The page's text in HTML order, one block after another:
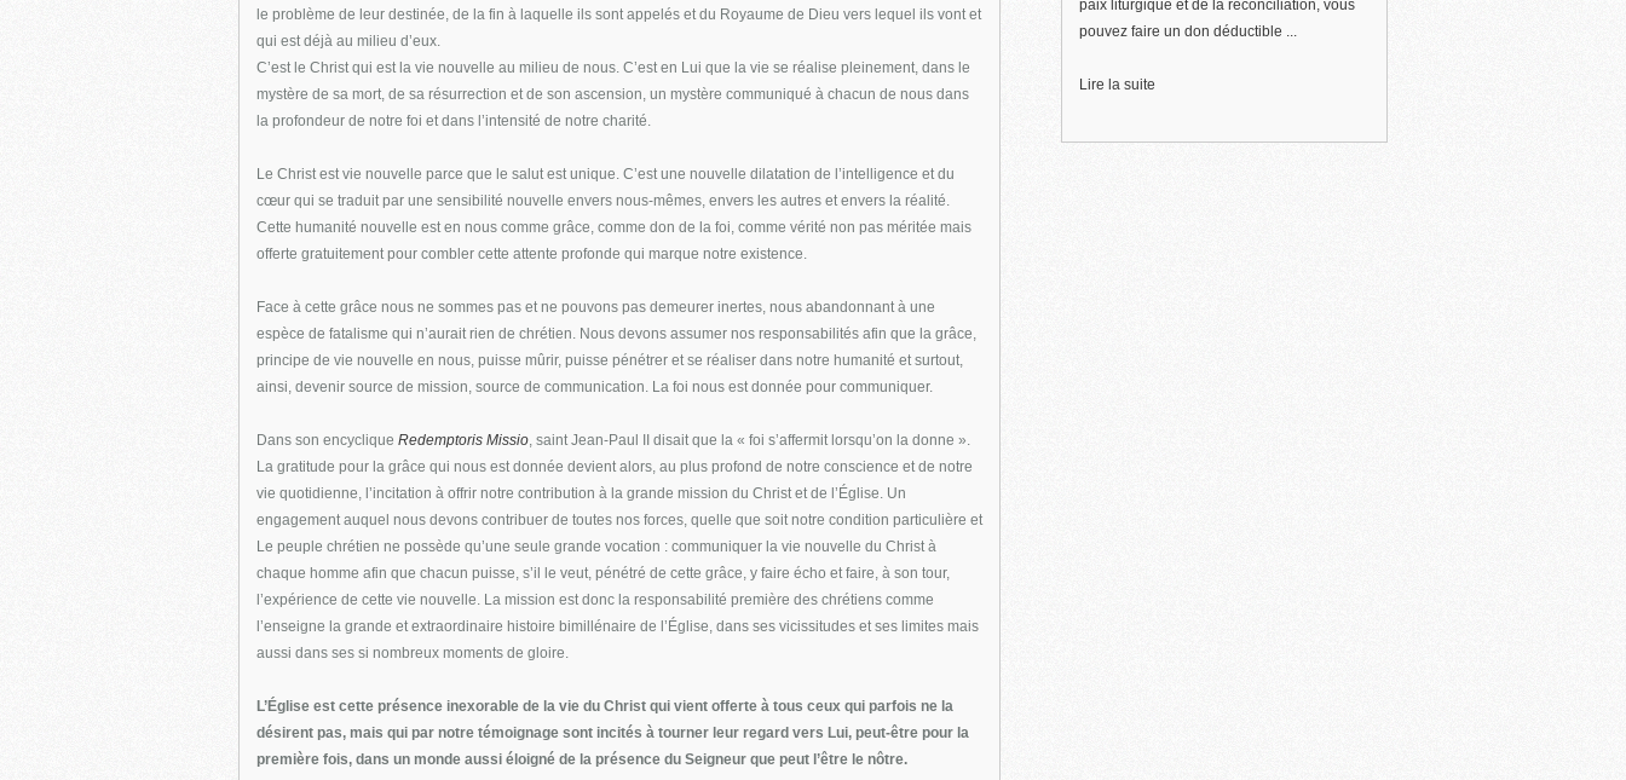
le problème de leur destinée, de la fin à laquelle ils sont appelés et du Royaume de Dieu vers lequel ils vont et
qui est déjà au milieu d’eux.
C’est le Christ qui est la vie nouvelle au milieu de nous. C’est en Lui que la vie se réalise pleinement, dans le
mystère de sa mort, de sa résurrection et de son ascension, un mystère communiqué à chacun de nous dans
la profondeur de notre foi et dans l’intensité de notre charité.
Le Christ est vie nouvelle parce que le salut est unique. C’est une nouvelle dilatation de l’intelligence et du
cœur qui se traduit par une sensibilité nouvelle envers nous-mêmes, envers les autres et envers la réalité.
Cette humanité nouvelle est en nous comme grâce, comme don de la foi, comme vérité non pas méritée mais
offerte gratuitement pour combler cette attente profonde qui marque notre existence.
Face à cette grâce nous ne sommes pas et ne pouvons pas demeurer inertes, nous abandonnant à une
espèce de fatalisme qui n’aurait rien de chrétien. Nous devons assumer nos responsabilités afin que la grâce,
principe de vie nouvelle en nous, puisse mûrir, puisse pénétrer et se réaliser dans notre humanité et surtout,
ainsi, devenir source de mission, source de communication. La foi nous est donnée pour communiquer.
Dans son encyclique Redemptoris Missio, saint Jean-Paul II disait que la « foi s’affermit lorsqu’on la donne ».
La gratitude pour la grâce qui nous est donnée devient alors, au plus profond de notre conscience et de notre
vie quotidienne, l’incitation à offrir notre contribution à la grande mission du Christ et de l’Église. Un
engagement auquel nous devons contribuer de toutes nos forces, quelle que soit notre condition particulière et
Le peuple chrétien ne possède qu’une seule grande vocation : communiquer la vie nouvelle du Christ à
chaque homme afin que chacun puisse, s’il le veut, pénétré de cette grâce, y faire écho et faire, à son tour,
l’expérience de cette vie nouvelle. La mission est donc la responsabilité première des chrétiens comme
l’enseigne la grande et extraordinaire histoire bimillénaire de l’Église, dans ses vicissitudes et ses limites mais
aussi dans ses si nombreux moments de gloire.
L’Église est cette présence inexorable de la vie du Christ qui vient offerte à tous ceux qui parfois ne la
désirent pas, mais qui par notre témoignage sont incités à tourner leur regard vers Lui, peut-être pour la
première fois, dans un monde aussi éloigné de la présence du Seigneur que peut l’être le nôtre.
paix liturgique et de la réconciliation, vous
pouvez faire un don déductible ...
Lire la suite